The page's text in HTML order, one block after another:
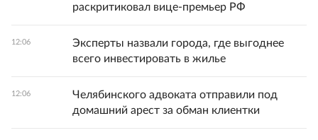
раскритиковал вице-премьер РФ
12:06
Эксперты назвали города, где выгоднее
всего инвестировать в жилье
12:06
Челябинского адвоката отправили под
домашний арест за обман клиентки